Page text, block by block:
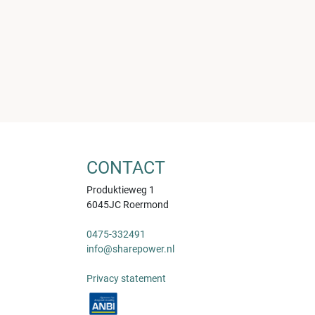
CONTACT
Produktieweg 1
6045JC Roermond
0475-332491
info@sharepower.nl
Privacy statement